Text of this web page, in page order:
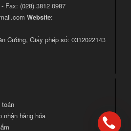
- Fax: (028) 3812 0987
Website:
Cường, Giấy phép số: 0312022143
nhận hàng hóa